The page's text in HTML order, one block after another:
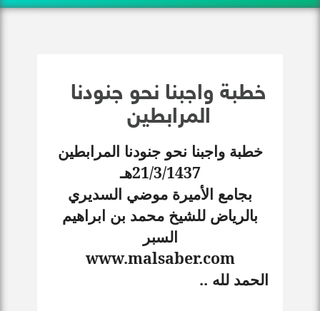
خطبة واجبنا نحو جنودنا
المرابطين
خطبة واجبنا نحو جنودنا المرابطين
21/3/1437هـ
بجامع الأميرة موضي السديري
بالرياض للشيخ محمد بن ابراهيم
السبر
www.malsaber.com
الحمد لله ..